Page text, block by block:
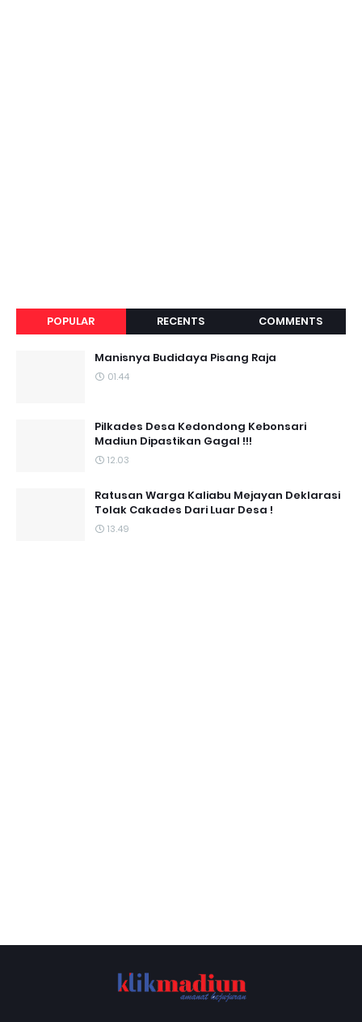
POPULAR RECENTS COMMENTS
Manisnya Budidaya Pisang Raja
01.44
Pilkades Desa Kedondong Kebonsari
Madiun Dipastikan Gagal !!!
12.03
Ratusan Warga Kaliabu Mejayan Deklarasi
Tolak Cakades Dari Luar Desa !
13.49